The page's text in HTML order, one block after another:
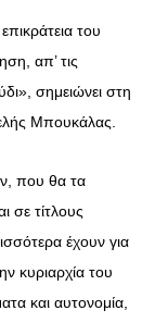
του
απ’ τις
σημειώνει στη
Μπουκάλας.
που θα τα
σε τίτλους
έχουν για
κυριαρχία του
και αυτονομία,